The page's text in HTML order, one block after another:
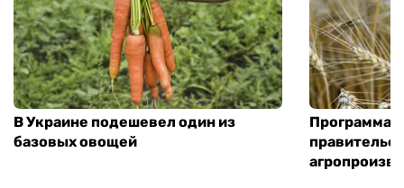
В Украине подешевел один из
базовых овощей
Программа